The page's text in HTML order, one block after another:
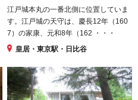
江戸城本丸の一番北側に位置していま
す。江戸城の天守は、慶長12年（160
7）の家康、元和8年（162 ・・・
皇居・東京駅・日比谷